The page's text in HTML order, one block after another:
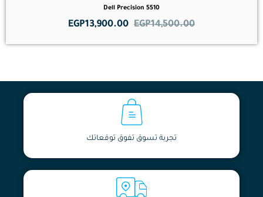
Dell Precision 5510
EGP14,500.00
EGP13,900.00
تجربة تسوق تفوق توقعاتك